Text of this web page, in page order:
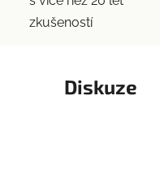
zkušeností
Diskuze